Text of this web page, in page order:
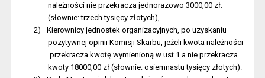
należności nie przekracza jednorazowo 3000,00 zł.
(słownie: trzech tysięcy złotych),
2)
Kierownicy jednostek organizacyjnych, po uzyskaniu
pozytywnej opinii Komisji Skarbu, jeżeli kwota należności
przekracza kwotę wymienioną w ust.1 a nie przekracza
kwoty 18000,00 zł (słownie: osiemnastu tysięcy złotych).